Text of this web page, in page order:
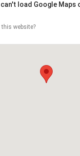
can't load Google Maps
this website?